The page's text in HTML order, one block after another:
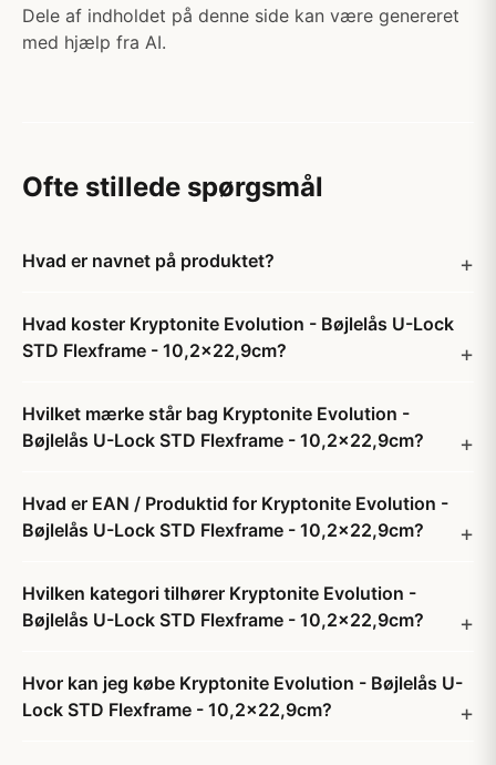
Dele af indholdet på denne side kan være genereret
med hjælp fra AI.
Ofte stillede spørgsmål
Hvad er navnet på produktet?
Hvad koster Kryptonite Evolution - Bøjlelås U-Lock
STD Flexframe - 10,2x22,9cm?
Hvilket mærke står bag Kryptonite Evolution -
Bøjlelås U-Lock STD Flexframe - 10,2x22,9cm?
Hvad er EAN / Produktid for Kryptonite Evolution -
Bøjlelås U-Lock STD Flexframe - 10,2x22,9cm?
Hvilken kategori tilhører Kryptonite Evolution -
Bøjlelås U-Lock STD Flexframe - 10,2x22,9cm?
Hvor kan jeg købe Kryptonite Evolution - Bøjlelås U-
Lock STD Flexframe - 10,2x22,9cm?